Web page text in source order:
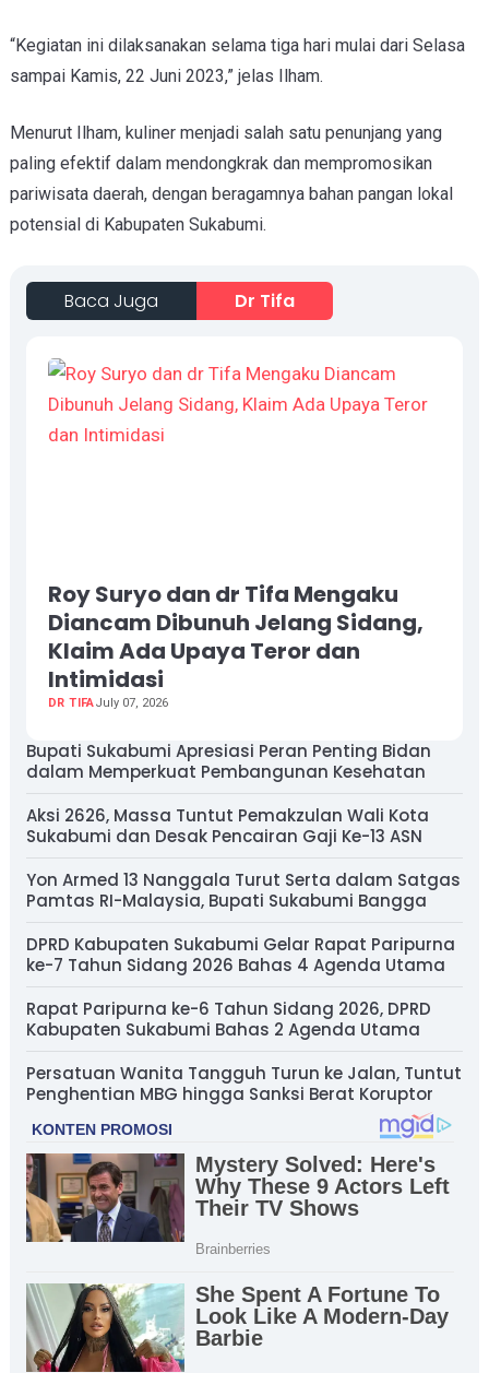
“Kegiatan ini dilaksanakan selama tiga hari mulai dari Selasa
sampai Kamis, 22 Juni 2023,” jelas Ilham.
Menurut Ilham, kuliner menjadi salah satu penunjang yang
paling efektif dalam mendongkrak dan mempromosikan
pariwisata daerah, dengan beragamnya bahan pangan lokal
potensial di Kabupaten Sukabumi.
Baca Juga Dr Tifa
Roy Suryo dan dr Tifa Mengaku
Diancam Dibunuh Jelang Sidang,
Klaim Ada Upaya Teror dan
Intimidasi
DR TIFAJuly 07, 2026
Bupati Sukabumi Apresiasi Peran Penting Bidan
dalam Memperkuat Pembangunan Kesehatan
Aksi 2626, Massa Tuntut Pemakzulan Wali Kota
Sukabumi dan Desak Pencairan Gaji Ke-13 ASN
Yon Armed 13 Nanggala Turut Serta dalam Satgas
Pamtas RI-Malaysia, Bupati Sukabumi Bangga
DPRD Kabupaten Sukabumi Gelar Rapat Paripurna
ke-7 Tahun Sidang 2026 Bahas 4 Agenda Utama
Rapat Paripurna ke-6 Tahun Sidang 2026, DPRD
Kabupaten Sukabumi Bahas 2 Agenda Utama
Persatuan Wanita Tangguh Turun ke Jalan, Tuntut
Penghentian MBG hingga Sanksi Berat Koruptor